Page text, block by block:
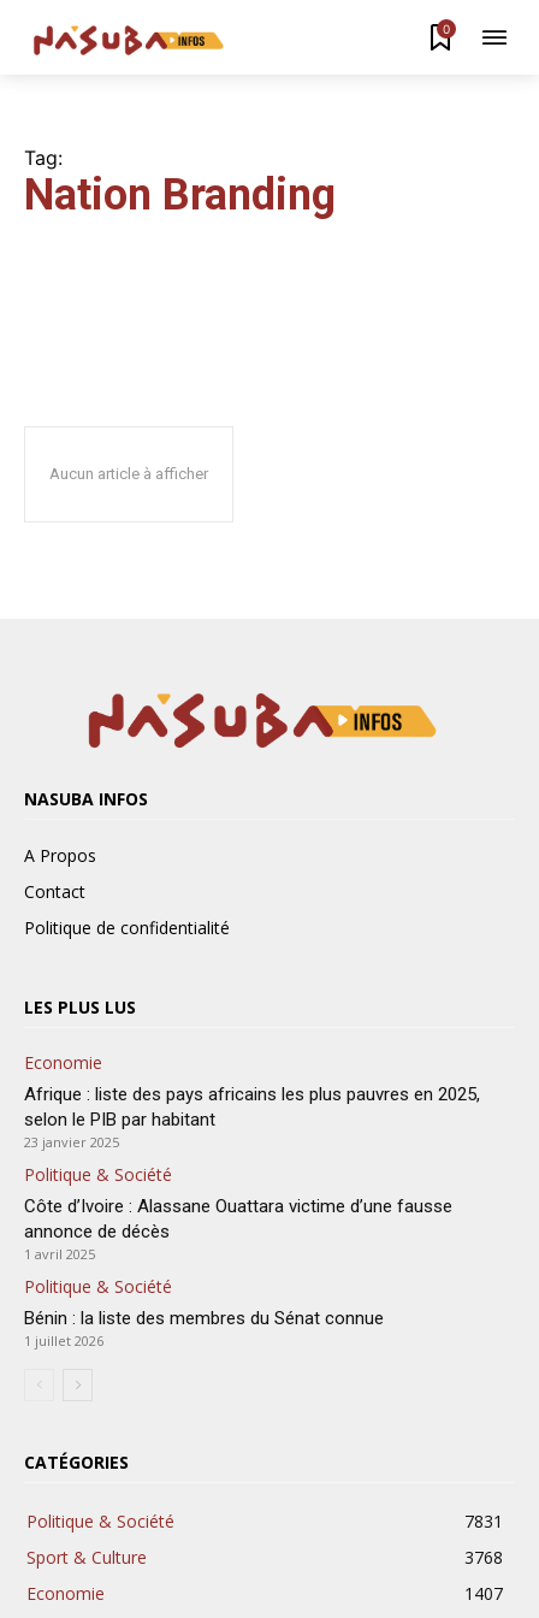
0
Tag:
Nation Branding
Aucun article à afficher
NASUBA INFOS
A Propos
Contact
Politique de confidentialité
LES PLUS LUS
Economie
Afrique : liste des pays africains les plus pauvres en 2025,
selon le PIB par habitant
23 janvier 2025
Politique & Société
Côte d’Ivoire : Alassane Ouattara victime d’une fausse
annonce de décès
1 avril 2025
Politique & Société
Bénin : la liste des membres du Sénat connue
1 juillet 2026
CATÉGORIES
Politique & Société
7831
Sport & Culture
3768
Economie
1407